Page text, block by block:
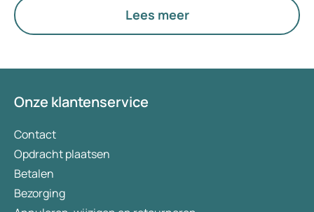
Lees meer
Onze klantenservice
Contact
Opdracht plaatsen
Betalen
Bezorging